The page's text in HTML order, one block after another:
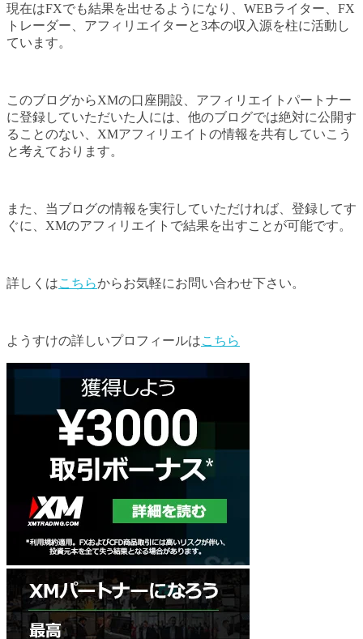
現在はFXでも結果を出せるようになり、WEBライター、FX
トレーダー、アフィリエイターと3本の収入源を柱に活動し
ています。
このブログからXMの口座開設、アフィリエイトパートナー
に登録していただいた人には、他のブログでは絶対に公開す
ることのない、XMアフィリエイトの情報を共有していこう
と考えております。
また、当ブログの情報を実行していただければ、登録してす
ぐに、XMのアフィリエイトで結果を出すことが可能です。
詳しくはこちらからお気軽にお問い合わせ下さい。
ようすけの詳しいプロフィールはこちら